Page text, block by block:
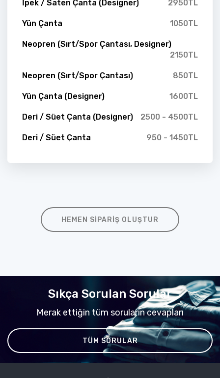
İpek / Saten Çanta (Designer) 2950TL
Yün Çanta 1050TL
Neopren (Sırt/Spor Çantası, Designer)
2150TL
Neopren (Sırt/Spor Çantası) 850TL
Yün Çanta (Designer) 1600TL
Deri / Süet Çanta (Designer) 2500 - 4500TL
Deri / Süet Çanta 950 - 1450TL
HEMEN SIPARIŞ OLUŞTUR
Sıkça Sorulan Sorular
Merak ettiğin tüm soruların cevapları
TÜM SORULAR